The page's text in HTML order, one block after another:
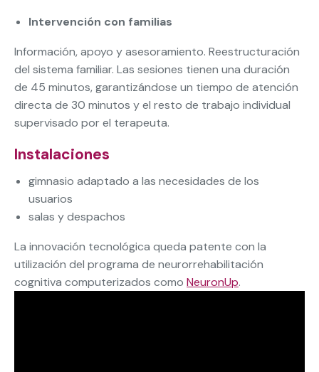
Intervención con familias
Información, apoyo y asesoramiento. Reestructuración
del sistema familiar. Las sesiones tienen una duración
de 45 minutos, garantizándose un tiempo de atención
directa de 30 minutos y el resto de trabajo individual
supervisado por el terapeuta.
Instalaciones
gimnasio adaptado a las necesidades de los
usuarios
salas y despachos
La innovación tecnológica queda patente con la
utilización del programa de neurorrehabilitación
cognitiva computerizados como NeuronUp.